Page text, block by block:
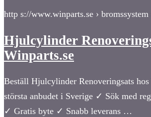
http s://www.winparts.se ›
Hjulcylinder
Winparts.se
Beställ Hjulcylinder Renoveringsats
största anbudet i Sverige ✓ Sök med
✓ Gratis byte ✓ Snabb leverans …